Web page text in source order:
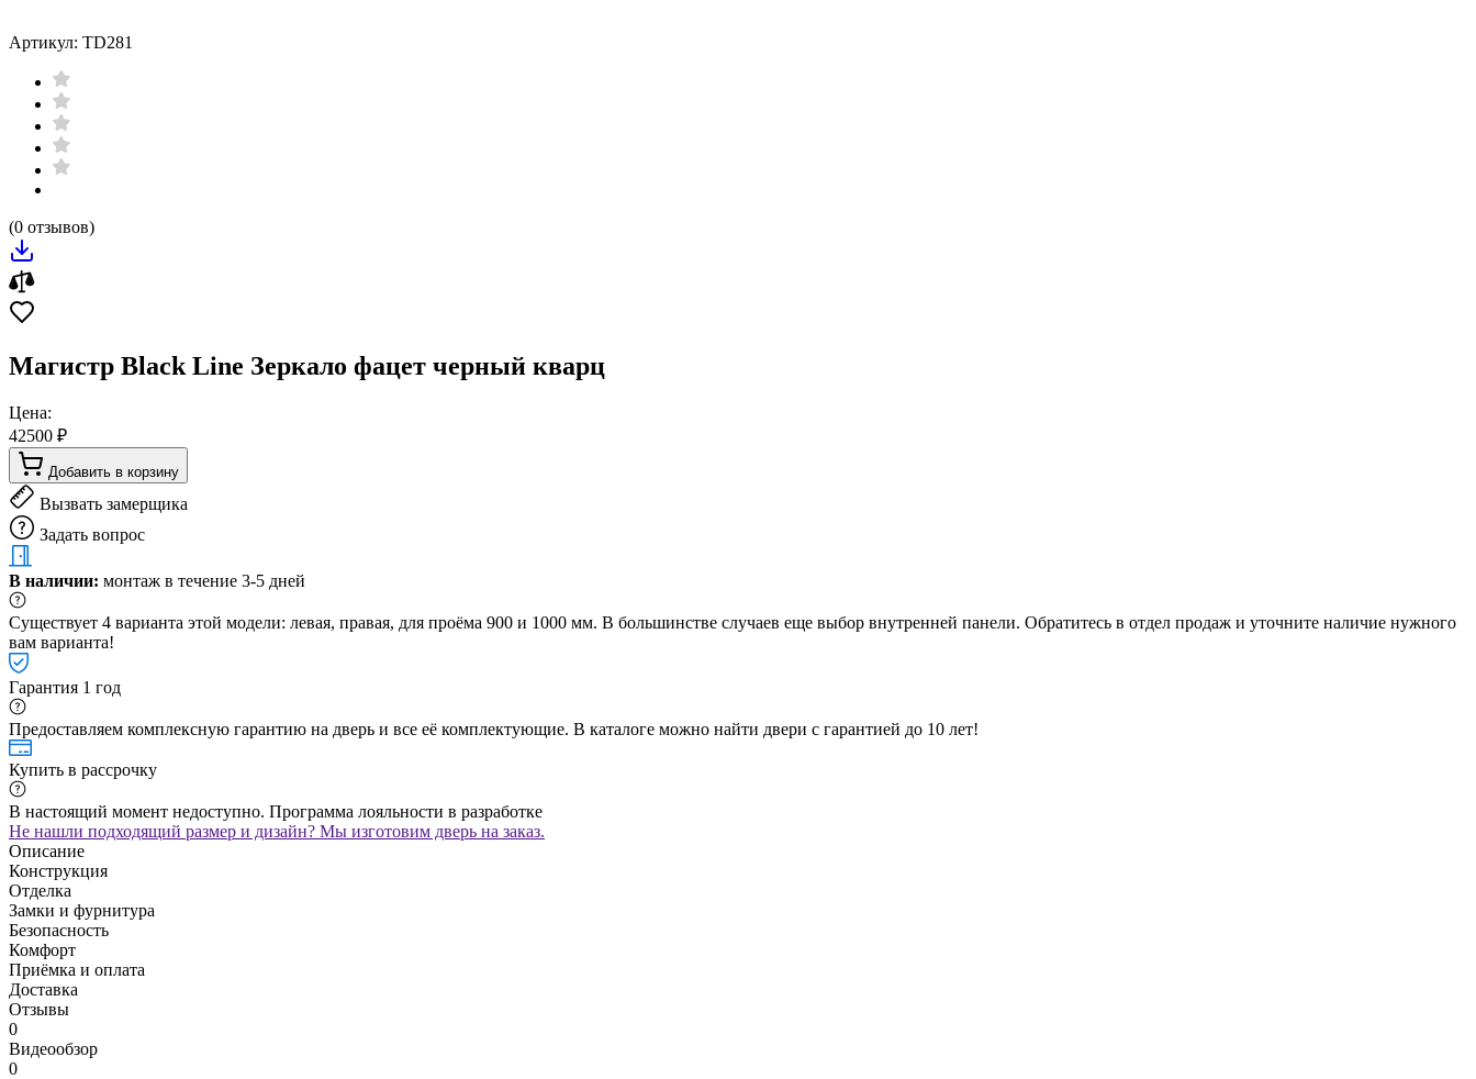
Артикул: TD281
(0 отзывов)
Магистр Black Line Зеркало фацет черный кварц
Цена:
42500 ₽
Добавить в корзину
Вызвать замерщика
Задать вопрос
В наличии: монтаж в течение 3-5 дней
Существует 4 варианта этой модели: левая, правая, для проёма 900 и 1000 мм. В большинстве случаев еще выбор внутренней панели. Обратитесь в отдел продаж и уточните наличие нужного
вам варианта!
Гарантия 1 год
Предоставляем комплексную гарантию на дверь и все её комплектующие. В каталоге можно найти двери с гарантией до 10 лет!
Купить в рассрочку
В настоящий момент недоступно. Программа лояльности в разработке
Не нашли подходящий размер и дизайн? Мы изготовим дверь на заказ.
Описание
Конструкция
Отделка
Замки и фурнитура
Безопасность
Комфорт
Приёмка и оплата
Доставка
Отзывы
0
Видеообзор
0